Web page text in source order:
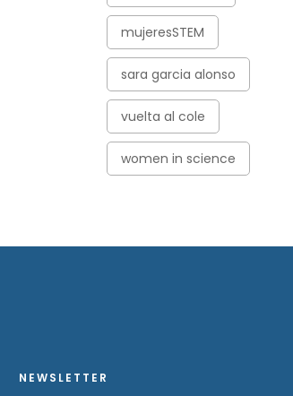
mujeresSTEM
sara garcia alonso
vuelta al cole
women in science
NEWSLETTER